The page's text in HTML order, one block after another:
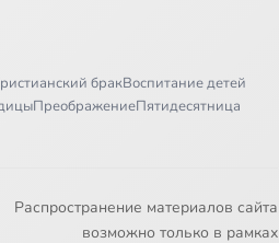
бракВоспитание детей
ПреображениеПятидесятница
Распространение материалов сайта
возможно только в рамках